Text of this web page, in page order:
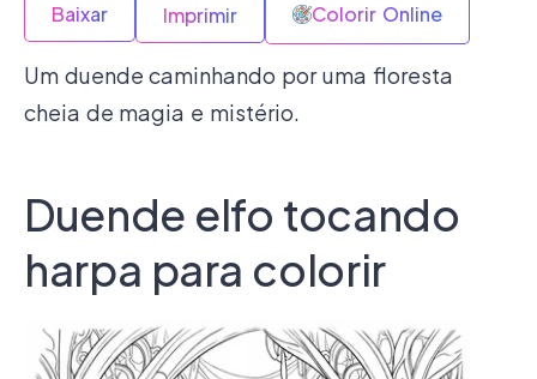
Baixar Imprimir Colorir Online
Um duende caminhando por uma floresta
cheia de magia e mistério.
Duende elfo tocando
harpa para colorir